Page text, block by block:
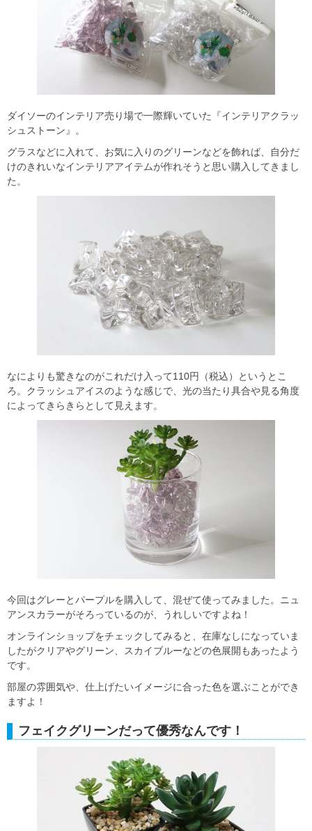
ダイソーのインテリア売り場で一際輝いていた『インテリアクラッ
シュストーン』。
グラスなどに入れて、お気に入りのグリーンなどを飾れば、自分だ
けのきれいなインテリアアイテムが作れそうと思い購入してきまし
た。
なによりも驚きなのがこれだけ入って110円（税込）というとこ
ろ。クラッシュアイスのような感じで、光の当たり具合や見る角度
によってきらきらとして見えます。
今回はグレーとパープルを購入して、混ぜて使ってみました。ニュ
アンスカラーがそろっているのが、うれしいですよね！
オンラインショップをチェックしてみると、在庫なしになっていま
したがクリアやグリーン、スカイブルーなどの色展開もあったよう
です。
部屋の雰囲気や、仕上げたいイメージに合った色を選ぶことができ
ますよ！
フェイクグリーンだって優秀なんです！